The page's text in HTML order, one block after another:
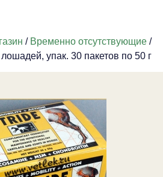
/ Временно отсутствующие /
упак. 30 пакетов по 50 г